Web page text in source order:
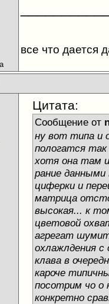
все что дается
Цитата:
Сообщение от
ну вот типа и
пологатся
хотя она там и
рание
циферки и
матрица
высокая... к
цветовой
агрегат
охлажлдения с
клава в
кароче
посотрим чо о
конкретно